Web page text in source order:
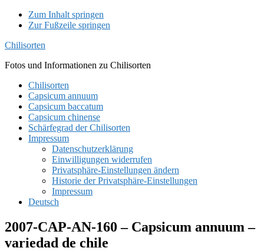
Zum Inhalt springen
Zur Fußzeile springen
Chilisorten
Fotos und Informationen zu Chilisorten
Chilisorten
Capsicum annuum
Capsicum baccatum
Capsicum chinense
Schärfegrad der Chilisorten
Impressum
Datenschutzerklärung
Einwilligungen widerrufen
Privatsphäre-Einstellungen ändern
Historie der Privatsphäre-Einstellungen
Impressum
Deutsch
2007-CAP-AN-160 – Capsicum annuum –
variedad de chile